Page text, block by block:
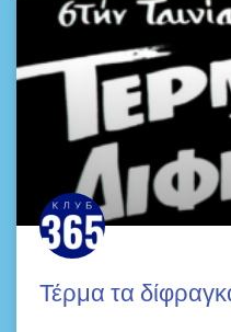
Τέρμα τα